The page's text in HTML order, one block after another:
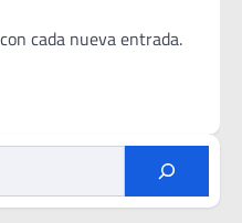
cada nueva entrada.